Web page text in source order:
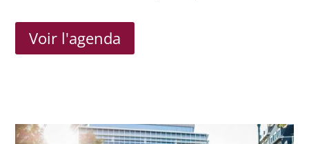
Voir l'agenda